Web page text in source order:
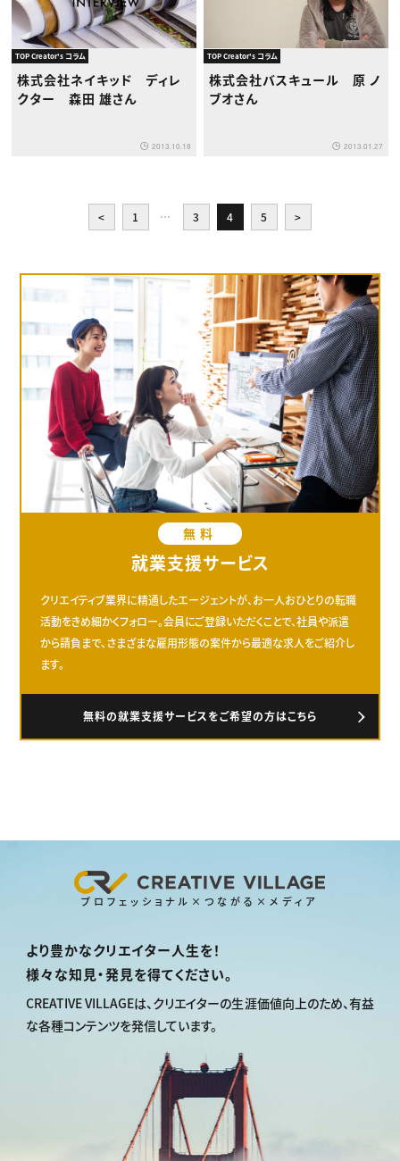
TOP Creator's コラム
株式会社ネイキッド ディレ
クター 森田 雄さん
2013.10.18
TOP Creator's コラム
株式会社バスキュール 原 ノ
ブオさん
2013.01.27
< 1 … 3 4 5 >
無料
就業支援サービス
クリエイティブ業界に精通したエージェントが、お一人おひとりの転職
活動をきめ細かくフォロー。会員にご登録いただくことで、社員や派遣
から請負まで、さまざまな雇用形態の案件から最適な求人をご紹介し
ます。
無料の就業支援サービスをご希望の方はこちら
プロフェッショナル×つながる×メディア
より豊かなクリエイター人生を！
様々な知見・発見を得てください。
CREATIVE VILLAGEは、クリエイターの生涯価値向上のため、有益
な各種コンテンツを発信しています。